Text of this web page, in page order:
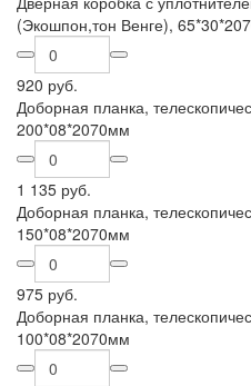
(Экошпон,тон Венге),
920 руб.
Доборная планка,
200*08*2070мм
1 135 руб.
Доборная планка,
150*08*2070мм
975 руб.
Доборная планка,
100*08*2070мм